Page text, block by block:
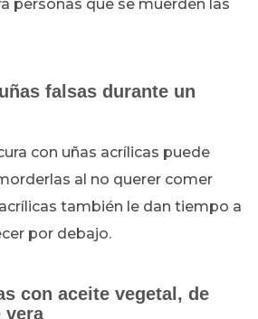
personas que se muerden las
falsas durante un
con uñas acrílicas puede
al no querer comer
también le dan tiempo a
por debajo.
con aceite vegetal, de
vera